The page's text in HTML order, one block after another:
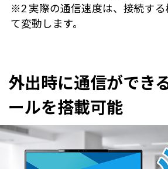
※2 実際の通信速度は、接続する
て変動します。
外出時に通信ができ
ールを搭載可能